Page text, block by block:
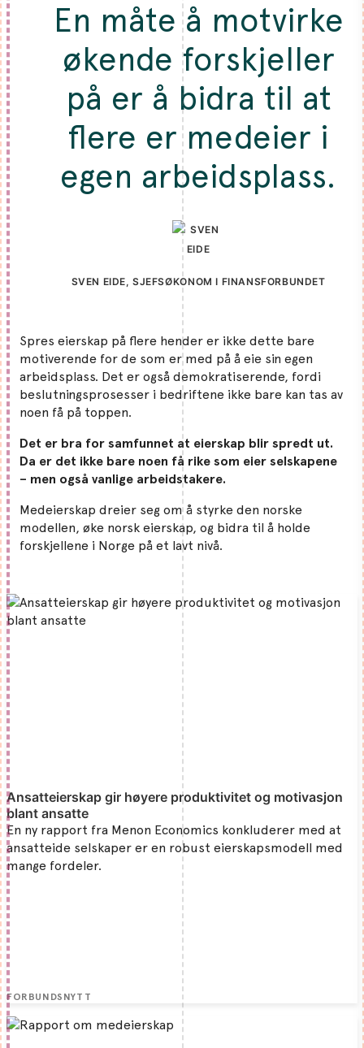
En måte å motvirke
økende forskjeller
på er å bidra til at
flere er medeier i
egen arbeidsplass.
SVEN EIDE, SJEFSØKONOM I FINANSFORBUNDET
Spres eierskap på flere hender er ikke dette bare
motiverende for de som er med på å eie sin egen
arbeidsplass. Det er også demokratiserende, fordi
beslutningsprosesser i bedriftene ikke bare kan tas av
noen få på toppen.
Det er bra for samfunnet at eierskap blir spredt ut.
Da er det ikke bare noen få rike som eier selskapene
– men også vanlige arbeidstakere.
Medeierskap dreier seg om å styrke den norske
modellen, øke norsk eierskap, og bidra til å holde
forskjellene i Norge på et lavt nivå.
Ansatteierskap gir høyere produktivitet og motivasjon
blant ansatte
En ny rapport fra Menon Economics konkluderer med at
ansatteide selskaper er en robust eierskapsmodell med
mange fordeler.
FORBUNDSNYTT